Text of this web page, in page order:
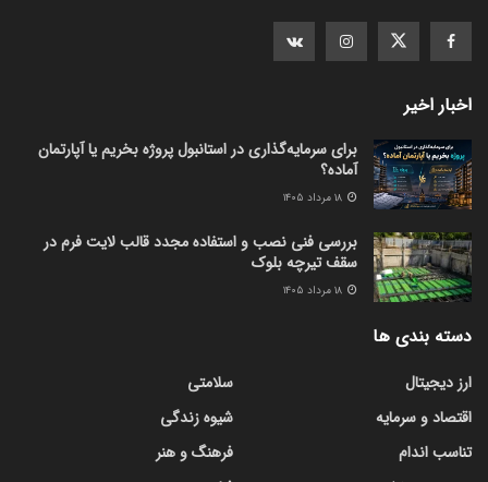
اخبار اخیر
برای سرمایه‌گذاری در استانبول پروژه بخریم یا آپارتمان
آماده؟
بررسی فنی نصب و استفاده مجدد قالب لایت فرم در
سقف تیرچه بلوک
دسته بندی ها
ارز دیجیتال
اقتصاد و سرمایه
تناسب اندام
سلامتی
شیوه زندگی
فرهنگ و هنر